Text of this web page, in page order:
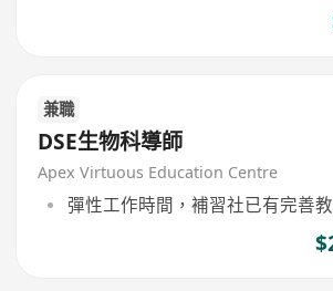
兼職
DSE生物科導師
Apex Virtuous Education Centre
彈性工作時間，補習社已有完善